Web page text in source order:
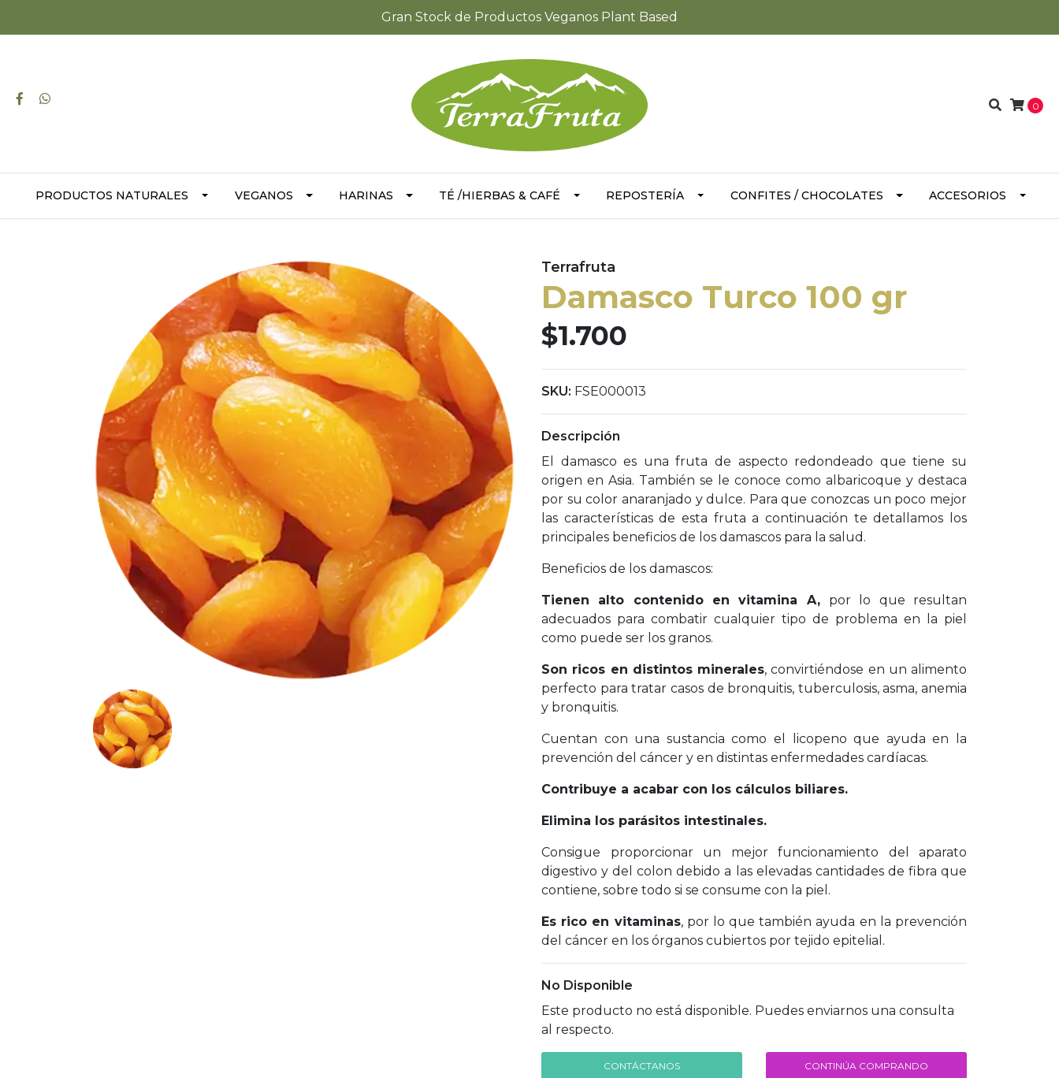
Gran Stock de Productos Veganos Plant Based
0
PRODUCTOS NATURALES VEGANOS HARINAS TÉ /HIERBAS & CAFÉ REPOSTERÍA CONFITES / CHOCOLATES ACCESORIOS
Terrafruta
Damasco Turco 100 gr
$1.700
SKU: FSE000013
Descripción
El damasco es una fruta de aspecto redondeado que tiene su
origen en Asia. También se le conoce como albaricoque y destaca
por su color anaranjado y dulce. Para que conozcas un poco mejor
las características de esta fruta a continuación te detallamos los
principales beneficios de los damascos para la salud.
Beneficios de los damascos:
Tienen alto contenido en vitamina A, por lo que resultan
adecuados para combatir cualquier tipo de problema en la piel
como puede ser los granos.
Son ricos en distintos minerales, convirtiéndose en un alimento
perfecto para tratar casos de bronquitis, tuberculosis, asma, anemia
y bronquitis.
Cuentan con una sustancia como el licopeno que ayuda en la
prevención del cáncer y en distintas enfermedades cardíacas.
Contribuye a acabar con los cálculos biliares.
Elimina los parásitos intestinales.
Consigue proporcionar un mejor funcionamiento del aparato
digestivo y del colon debido a las elevadas cantidades de fibra que
contiene, sobre todo si se consume con la piel.
Es rico en vitaminas, por lo que también ayuda en la prevención
del cáncer en los órganos cubiertos por tejido epitelial.
No Disponible
Este producto no está disponible. Puedes enviarnos una consulta
al respecto.
CONTÁCTANOS CONTINÚA COMPRANDO